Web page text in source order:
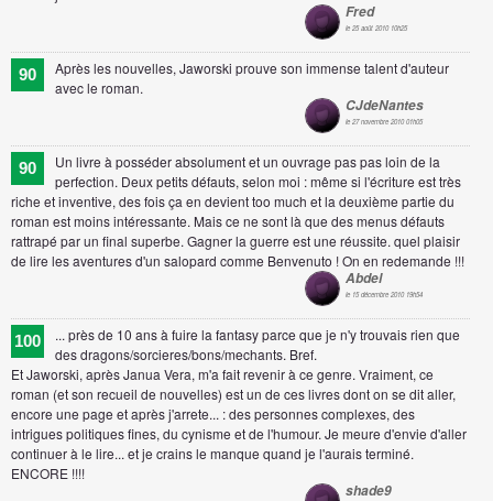
Fred
le 25 août 2010 10h25
90
Après les nouvelles, Jaworski prouve son immense talent d'auteur
avec le roman.
CJdeNantes
le 27 novembre 2010 01h05
90
Un livre à posséder absolument et un ouvrage pas pas loin de la
perfection. Deux petits défauts, selon moi : même si l'écriture est très
riche et inventive, des fois ça en devient too much et la deuxième partie du
roman est moins intéressante. Mais ce ne sont là que des menus défauts
rattrapé par un final superbe. Gagner la guerre est une réussite. quel plaisir
de lire les aventures d'un salopard comme Benvenuto ! On en redemande !!!
Abdel
le 15 décembre 2010 19h54
100
... près de 10 ans à fuire la fantasy parce que je n'y trouvais rien que
des dragons/sorcieres/bons/mechants. Bref.
Et Jaworski, après Janua Vera, m'a fait revenir à ce genre. Vraiment, ce
roman (et son recueil de nouvelles) est un de ces livres dont on se dit aller,
encore une page et après j'arrete... : des personnes complexes, des
intrigues politiques fines, du cynisme et de l'humour. Je meure d'envie d'aller
continuer à le lire... et je crains le manque quand je l'aurais terminé.
ENCORE !!!!
shade9